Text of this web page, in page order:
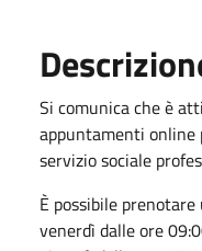
Si comunica che è
appuntamenti online
servizio sociale
È possibile
venerdì dalle ore